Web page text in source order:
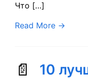
Что […]
Read More →
10